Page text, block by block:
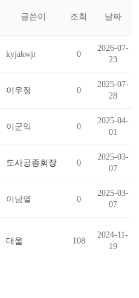
글쓴이 조회 날짜
kyjakwjr 0
2026-07-
23
이우정 0
2025-07-
28
이군익 0
2025-04-
01
도사공종회장 0
2025-03-
07
이남열 0
2025-03-
07
대울 108
2024-11-
19